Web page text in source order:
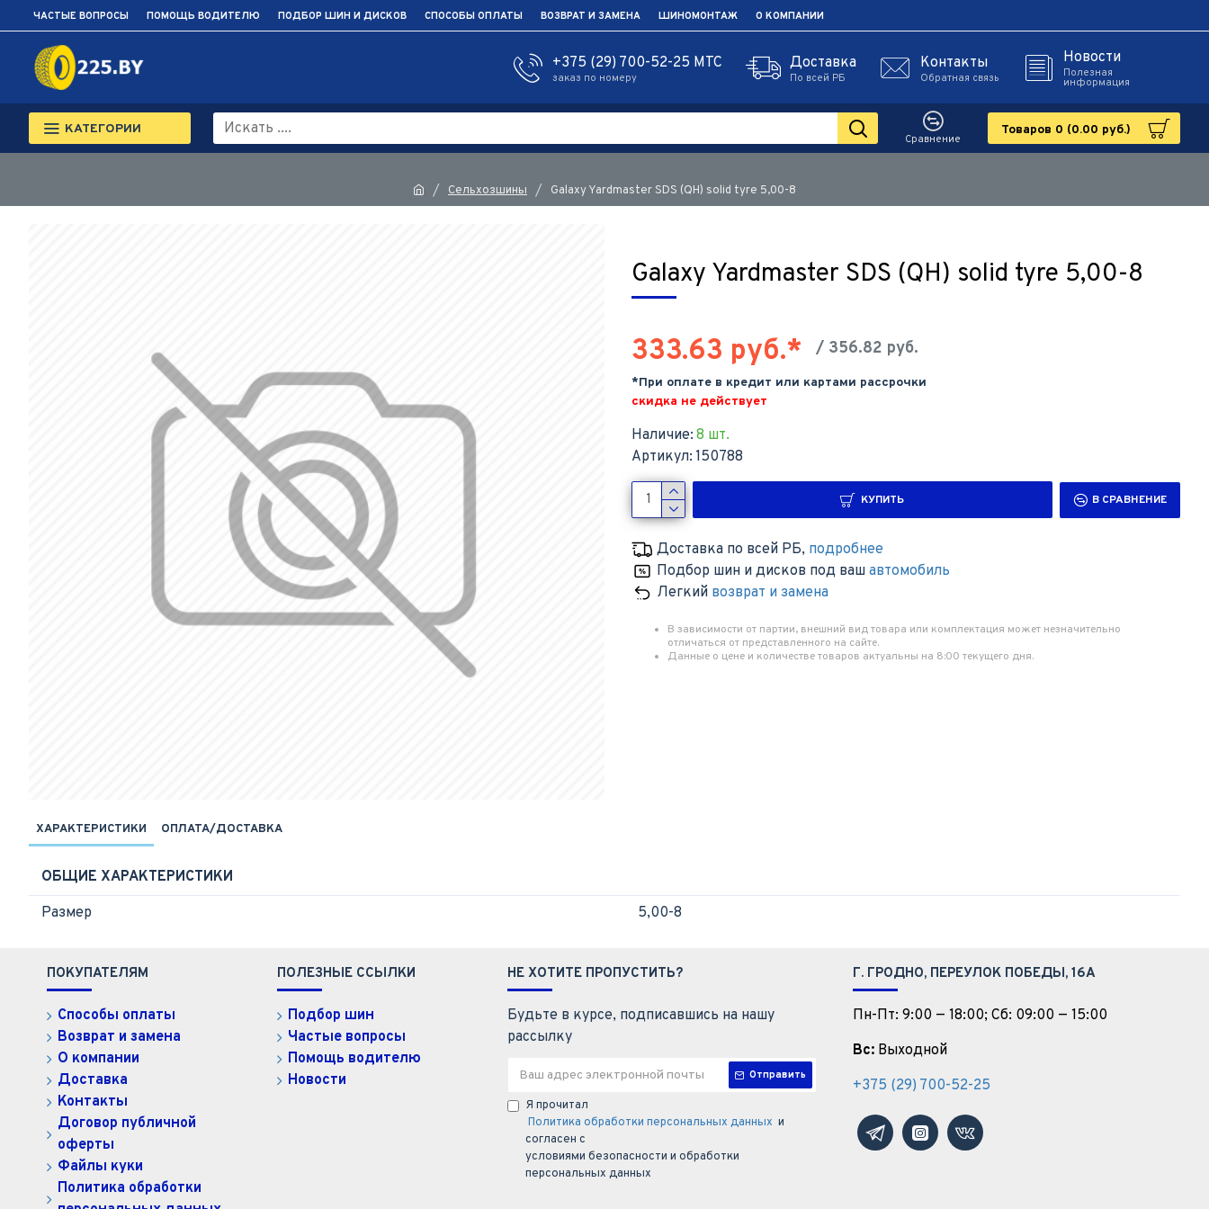
ЧАСТЫЕ ВОПРОСЫ ПОМОЩЬ ВОДИТЕЛЮ ПОДБОР ШИН И ДИСКОВ СПОСОБЫ ОПЛАТЫ ВОЗВРАТ И ЗАМЕНА ШИНОМОНТАЖ О КОМПАНИИ
+375 (29) 700-52-25 МТС
заказ по номеру
Доставка
По всей РБ
Контакты
Обратная связь
Новости
Полезная
информация
КАТЕГОРИИ
Сравнение
Товаров 0 (0.00 руб.)
Сельхозшины Galaxy Yardmaster SDS (QH) solid tyre 5,00-8
Galaxy Yardmaster SDS (QH) solid tyre 5,00-8
Наличие: 8 шт.
Артикул: 150788
333.63 руб.* / 356.82 руб.
*При оплате в кредит или картами рассрочки
скидка не действует
КУПИТЬ В СРАВНЕНИЕ
Доставка по всей РБ, подробнее
Подбор шин и дисков под ваш автомобиль
Легкий возврат и замена
В зависимости от партии, внешний вид товара или комплектация может незначительно
отличаться от представленного на сайте.
Данные о цене и количестве товаров актуальны на 8:00 текущего дня.
ХАРАКТЕРИСТИКИ ОПЛАТА/ДОСТАВКА
ОБЩИЕ ХАРАКТЕРИСТИКИ
Размер
5,00-8
ПОКУПАТЕЛЯМ
Способы оплаты
Возврат и замена
О компании
Доставка
Контакты
Договор публичной
оферты
Файлы куки
Политика обработки
ПОЛЕЗНЫЕ ССЫЛКИ
Подбор шин
Частые вопросы
Помощь водителю
Новости
НЕ ХОТИТЕ ПРОПУСТИТЬ?
Будьте в курсе, подписавшись на нашу
рассылку
Отправить
Я прочитал
Политика обработки персональных данных и
согласен с
условиями безопасности и обработки
персональных данных
Г. ГРОДНО, ПЕРЕУЛОК ПОБЕДЫ, 16А
Пн-Пт: 9:00 — 18:00; Сб: 09:00 — 15:00
Вс: Выходной
+375 (29) 700-52-25